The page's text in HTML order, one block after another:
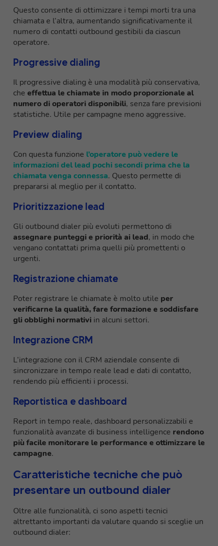
Questo consente di ottimizzare i tempi morti tra una
chiamata e l’altra, aumentando significativamente il
numero di contatti outbound gestibili da ciascun
operatore.
Progressive dialing
Il progressive dialing è una modalità più conservativa,
che effettua le chiamate in modo proporzionale al
numero di operatori disponibili, senza fare previsioni
statistiche. Utile per campagne meno aggressive.
Preview dialing
Con questa funzione l’operatore può vedere le
informazioni del lead pochi secondi prima che la
chiamata venga connessa. Questo permette di
prepararsi al meglio per il contatto.
Prioritizzazione lead
Gli outbound dialer più evoluti permettono di
assegnare punteggi e priorità ai lead, in modo che
vengano contattati prima quelli più promettenti o
urgenti.
Registrazione chiamate
Poter registrare le chiamate è molto utile per
verificarne la qualità, fare formazione e soddisfare
gli obblighi normativi in alcuni settori.
Integrazione CRM
L’integrazione con il CRM aziendale consente di
sincronizzare in tempo reale lead e dati di contatto,
rendendo più efficienti i processi.
Reportistica e dashboard
Report in tempo reale, dashboard personalizzabili e
funzionalità avanzate di business intelligence rendono
più facile monitorare le performance e ottimizzare le
campagne.
Caratteristiche tecniche che può
presentare un outbound dialer
Oltre alle funzionalità, ci sono aspetti tecnici
altrettanto importanti da valutare quando si sceglie un
outbound dialer: